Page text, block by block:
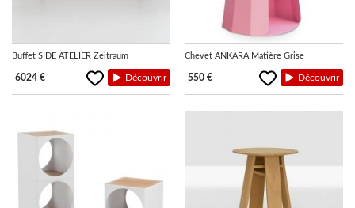
Buffet SIDE ATELIER Zeitraum
6024 € Découvrir
Chevet ANKARA Matière Grise
550 € Découvrir